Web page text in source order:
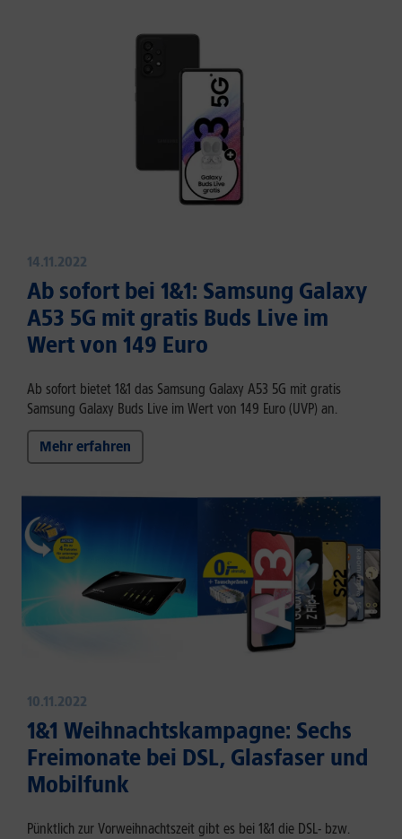
14.11.2022
Ab sofort bei 1&1: Samsung Galaxy
A53 5G mit gratis Buds Live im
Wert von 149 Euro
Ab sofort bietet 1&1 das Samsung Galaxy A53 5G mit gratis
Samsung Galaxy Buds Live im Wert von 149 Euro (UVP) an.
Mehr erfahren
10.11.2022
1&1 Weihnachtskampagne: Sechs
Freimonate bei DSL, Glasfaser und
Mobilfunk
Pünktlich zur Vorweihnachtszeit gibt es bei 1&1 die DSL- bzw.